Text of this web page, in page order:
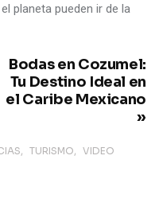
planeta pueden ir de la
Bodas en Cozumel:
Tu Destino Ideal en
el Caribe Mexicano
»
TURISMO
VIDEO